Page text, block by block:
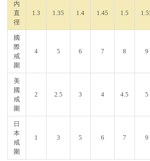
內
直
徑
1.3 1.35 1.4 1.45 1.5
國
際
戒
圍
4 5 6 7 8 9
美
國
戒
圍
2 2.5 3 4 4.5 5
日
本
戒
圍
1 3 5 6 7 9